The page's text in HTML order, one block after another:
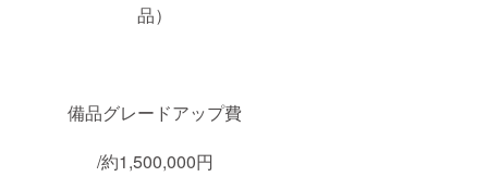
品）
備品グレードアップ費
/約1,500,000円